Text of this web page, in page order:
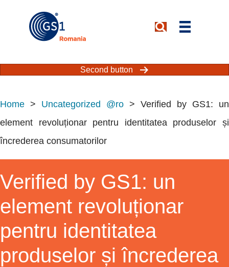
Second button
Home > Uncategorized @ro > Verified by GS1: un
element revoluționar pentru identitatea produselor și
încrederea consumatorilor
Verified by GS1: un
element revoluționar
pentru identitatea
produselor și încrederea